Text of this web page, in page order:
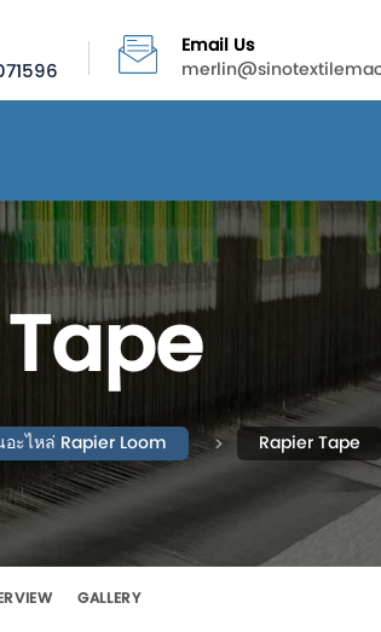
Email Us
ะไหล่ Rapier Loom Rapier Tape
GALLERY